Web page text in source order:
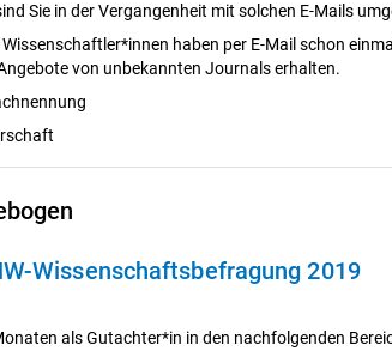
Sie in der Vergangenheit mit solchen E-Mails
Wissenschaftler*innen haben per E-Mail schon
von unbekannten Journals erhalten.
Wissenschaftsbefragung 2019
als Gutachter*in in den nachfolgenden